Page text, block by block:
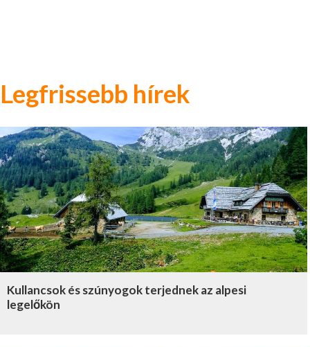
Legfrissebb hírek
Kullancsok és szúnyogok terjednek az alpesi
legelőkön